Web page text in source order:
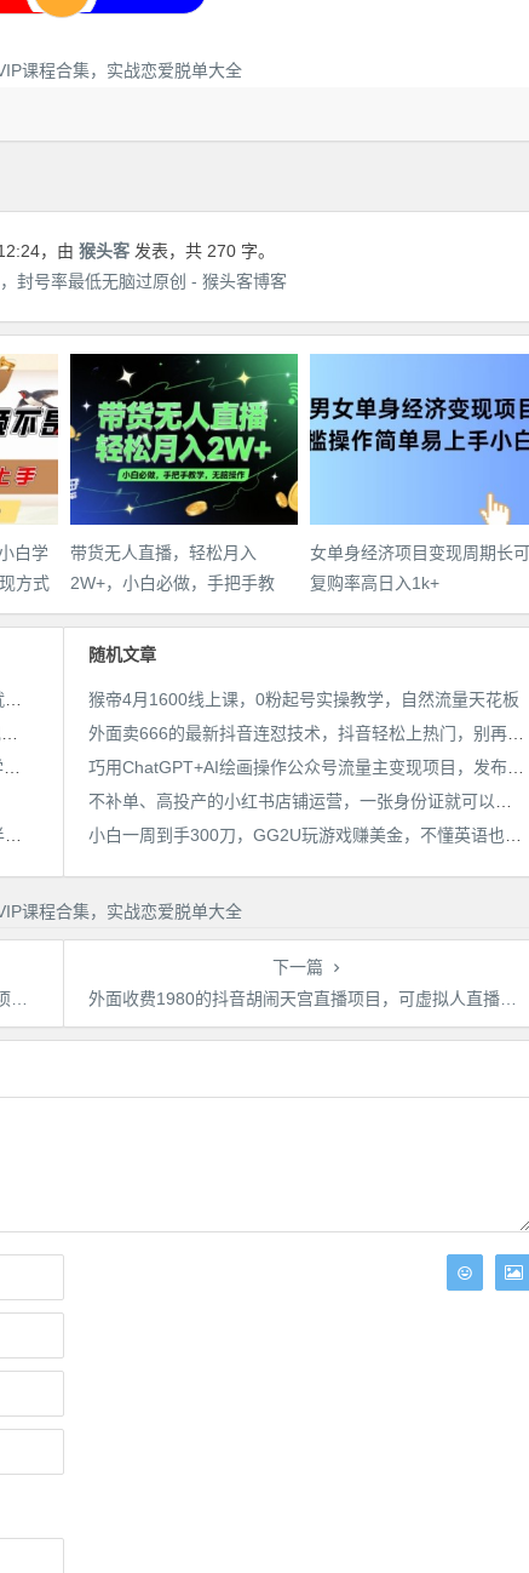
，由 猴头客 发表，共 270 字。
封号率最低无脑过原创 - 猴头客博客
白学
方式
带货无人直播，轻松月入
2W+，小白必做，手把手教
学，无脑操作(附学习资料)
女单身经济项目变现周期长可
复购率高日入1k+
随机文章
猴帝4月1600线上课，0粉起号实操教学，自然流量天花板
外面卖666的最新抖音连怼技术，抖音轻松上热门，别再被割了
巧用ChatGPT+AI绘画操作公众号流量主变现项目，发布文章涨粉变现
小白一周到手300刀，GG2U玩游戏赚美金，不懂英语也能赚钱【揭秘】
下一篇
外面收费1980的抖音胡闹天宫直播项目，可虚拟人直播，抖音报白，实时互动直播【软件+详细教程】